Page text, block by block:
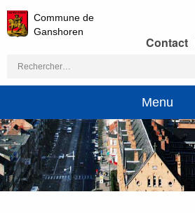
Commune de
Ganshoren
Contact
Rechercher :
Menu